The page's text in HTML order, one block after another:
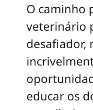
O caminho
veterinário
desafiador,
educar os